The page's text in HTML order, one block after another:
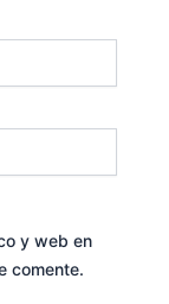
y web en
comente.